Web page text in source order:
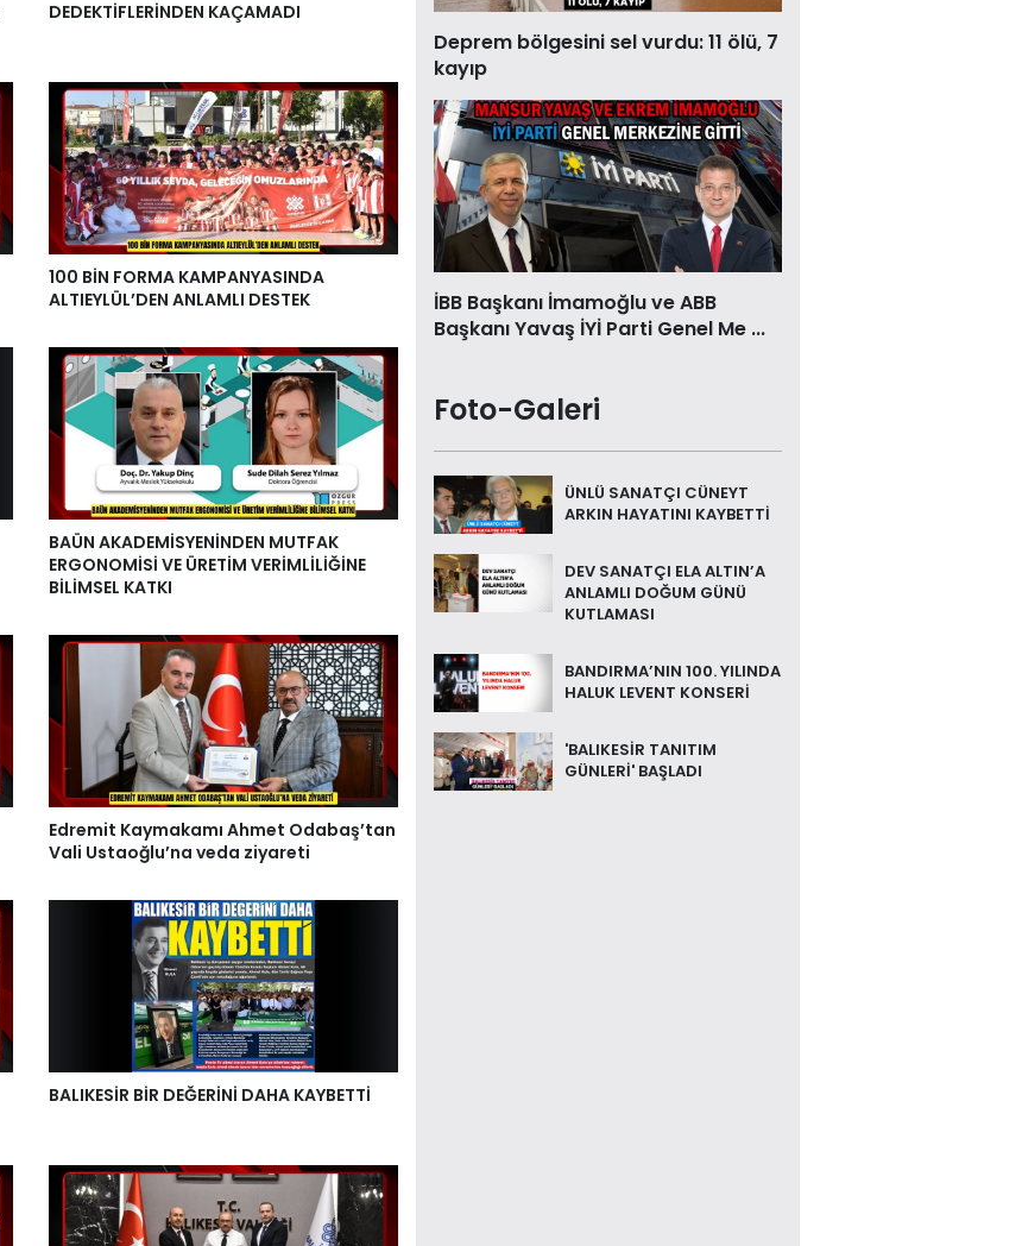
DEDEKTİFLERİNDEN KAÇAMADI
100 BİN FORMA KAMPANYASINDA
ALTIEYLÜL’DEN ANLAMLI DESTEK
BAÜN AKADEMİSYENİNDEN MUTFAK
ERGONOMİSİ VE ÜRETİM VERİMLİLİĞİNE
BİLİMSEL KATKI
Edremit Kaymakamı Ahmet Odabaş’tan
Vali Ustaoğlu’na veda ziyareti
BALIKESİR BİR DEĞERİNİ DAHA KAYBETTİ
Deprem bölgesini sel vurdu: 11 ölü, 7
kayıp
İBB Başkanı İmamoğlu ve ABB
Başkanı Yavaş İYİ Parti Genel Me ...
Foto-Galeri
ÜNLÜ SANATÇI CÜNEYT
ARKIN HAYATINI KAYBETTİ
DEV SANATÇI ELA ALTIN’A
ANLAMLI DOĞUM GÜNÜ
KUTLAMASI
BANDIRMA’NIN 100. YILINDA
HALUK LEVENT KONSERİ
'BALIKESİR TANITIM
GÜNLERİ' BAŞLADI